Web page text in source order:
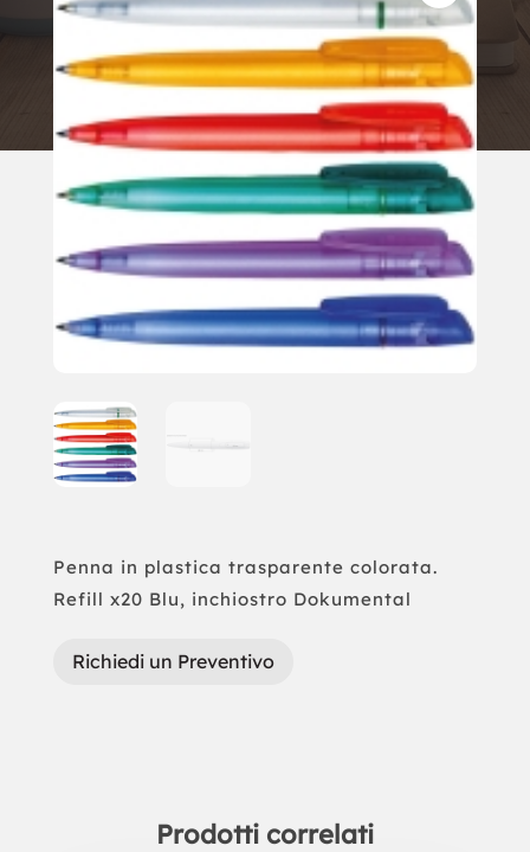
Penna in plastica trasparente colorata.
Refill x20 Blu, inchiostro Dokumental
Richiedi un Preventivo
Prodotti correlati